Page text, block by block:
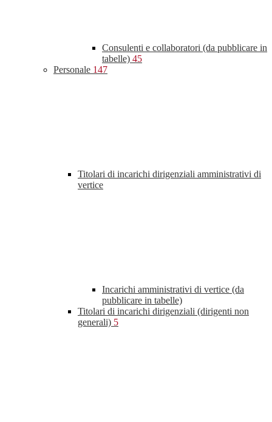
Consulenti e collaboratori (da pubblicare in
tabelle) 45
Personale 147
Titolari di incarichi dirigenziali amministrativi di
vertice
Incarichi amministrativi di vertice (da
pubblicare in tabelle)
Titolari di incarichi dirigenziali (dirigenti non
generali) 5